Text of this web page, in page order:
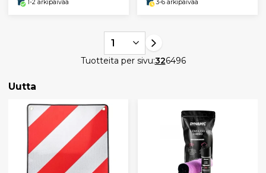
1-2 arkipäivää 3-6 arkipäivää
1
Tuotteita per sivu:326496
Uutta